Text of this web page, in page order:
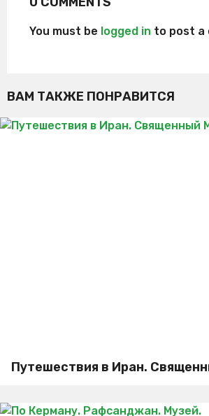
You must be logged in to post a
ВАМ ТАКЖЕ ПОНРАВИТСЯ
Путешествия в Иран.